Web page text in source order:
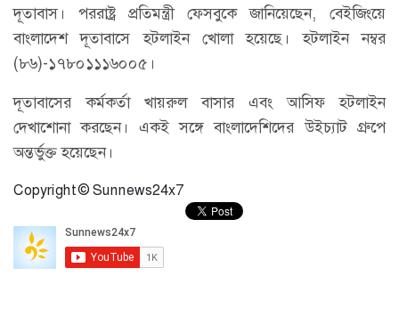
দূতাবাস। পররাষ্ট্র প্রতিমন্ত্রী ফেসবুকে জানিয়েছেন, বেইজিংয়ে
বাংলাদেশ দূতাবাসে হটলাইন খোলা হয়েছে। হটলাইন নম্বর
(৮৬)-১৭৮০১১১৬০০৫।
দূতাবাসের কর্মকর্তা খায়রুল বাসার এবং আসিফ হটলাইন
দেখাশোনা করছেন। একই সঙ্গে বাংলাদেশিদের উইচ্যাট গ্রুপে
অন্তর্ভুক্ত হয়েছেন।
Copyright © Sunnews24x7